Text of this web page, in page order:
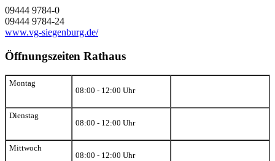
09444 9784-0
09444 9784-24
www.vg-siegenburg.de/
Öffnungszeiten Rathaus
Montag
08:00 - 12:00 Uhr
Dienstag
08:00 - 12:00 Uhr
Mittwoch
08:00 - 12:00 Uhr